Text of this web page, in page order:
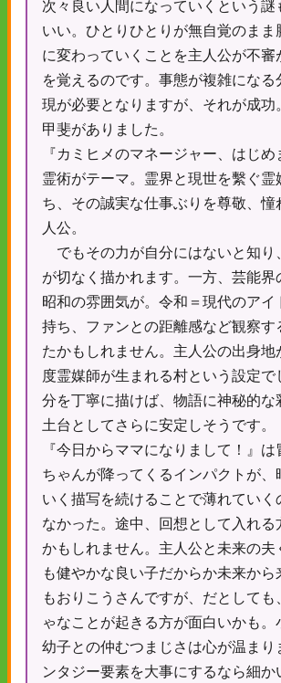
次々良い人間になっていくという謎
いい。ひとりひとりが無自覚のまま
に変わっていくことを主人公が不審
を覚えるのです。事態が複雑になる
現が必要となりますが、それが成功
甲斐がありました。
『カミヒメのマネージャー、はじ
霊術がテーマ。霊界と現世を繫ぐ霊
ち、その誠実な仕事ぶりを尊敬、憧
人公。
でもその力が自分にはないと知り
が切なく描かれます。一方、芸能界
昭和の雰囲気が。令和＝現代のアイ
持ち、ファンとの距離感など観察す
たかもしれません。主人公の出身
度霊媒師が生まれる村という設定で
分を丁寧に描けば、物語に神秘的な
土台としてさらに安定しそうです。
『今日からママになりまして！』
ちゃんが降ってくるインパクトが、
いく描写を続けることで薄れていく
なかった。途中、回想として入れる
かもしれません。主人公と未来の夫
も健やかな良い子だからか未来から
もおりこうさんですが、だとしても
ゃなことが起きる方が面白いかも。
幼子との仲むつまじさは心が温まり
ンタジー要素を大事にするなら細か